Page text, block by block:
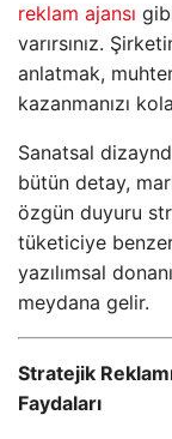
reklam ajansı
varırsınız.
anlatmak,
kazanmanızı
Sanatsal
bütün detay,
özgün duyuru
tüketiciye
yazılımsal
meydana gelir.
Stratejik
Faydaları